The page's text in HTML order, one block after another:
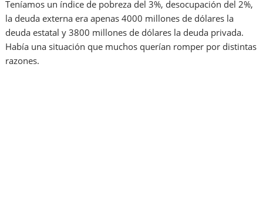
Teníamos un índice de pobreza del 3%, desocupación del 2%,
la deuda externa era apenas 4000 millones de dólares la
deuda estatal y 3800 millones de dólares la deuda privada.
Había una situación que muchos querían romper por distintas
razones.